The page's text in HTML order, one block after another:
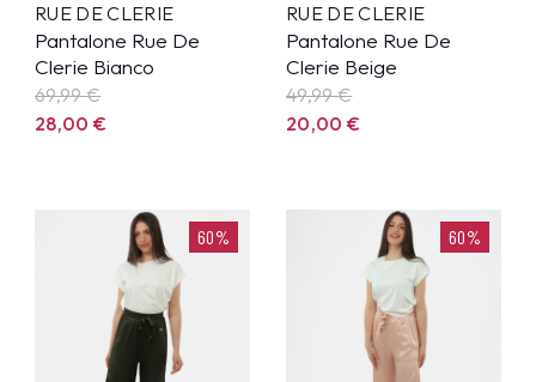
RUE DE CLERIE
Pantalone Rue De
Clerie Bianco
69,99€
28,00€
RUE DE CLERIE
Pantalone Rue De
Clerie Beige
49,99€
20,00€
60% 60%